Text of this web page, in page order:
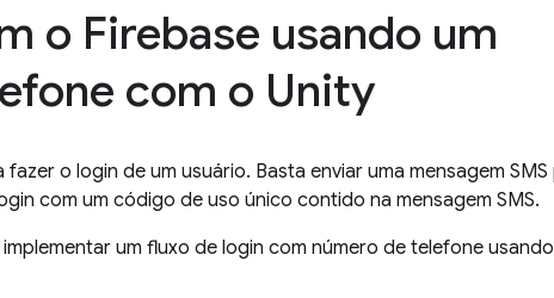
o Firebase usando um
com o Unity
fazer o login de um usuário. Basta enviar uma mensagem
com um código de uso único contido na mensagem SMS.
um fluxo de login com número de telefone